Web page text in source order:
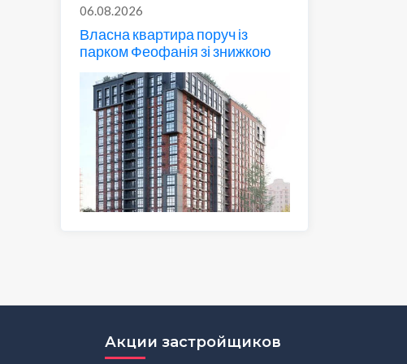
06.08.2026
Власна квартира поруч із
парком Феофанія зі знижкою
Акции застройщиков